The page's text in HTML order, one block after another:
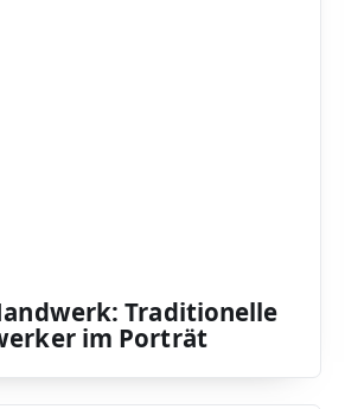
Traditionelle
im Porträt